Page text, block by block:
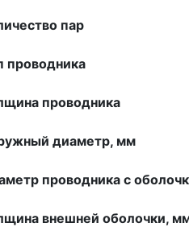
пар
проводника
проводника
диаметр, мм
проводника с
внешней оболочки,